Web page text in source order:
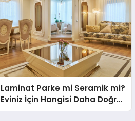
Laminat Parke mi Seramik mi?
Eviniz İçin Hangisi Daha Doğru
Seçim?